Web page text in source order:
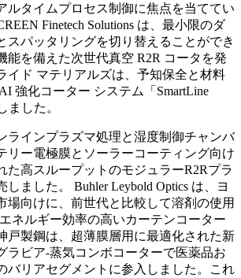
ルタイムプロセス制御に焦点を当ててい
Finetech Solutions は、最小限のダ
スパッタリングを切り替えることができ
能を備えた次世代真空 R2R コータを発
イド マテリアルズは、予知保全と材料
強化コーター システム「SmartLine
ました。
ラインプラズマ処理と湿度制御チャンバ
リー電極膜とソーラーコーティング向け
た高スループットのモジュラーR2Rプラ
しました。 Buhler Leybold Optics は、ヨ
場向けに、前世代と比較して溶剤の使用
ネルギー効率の高いカーテンコーター
戸製鋼は、超薄膜層用に最適化された新
ラビア-蒸気コンボコーターで医薬品お
バリアセグメントに参入しました。これ